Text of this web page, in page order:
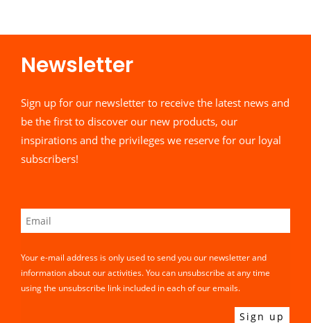
Newsletter​
Sign up for our newsletter to receive the latest news and
be the first to discover our new products, our
inspirations and the privileges we reserve for our loyal
subscribers!
Your e-mail address is only used to send you our newsletter and
information about our activities. You can unsubscribe at any time
using the unsubscribe link included in each of our emails.